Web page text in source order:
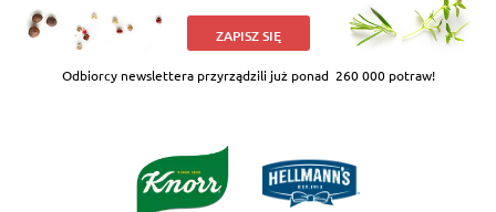
ZAPISZ SIĘ
Odbiorcy newslettera przyrządzili już ponad 260 000 potraw!